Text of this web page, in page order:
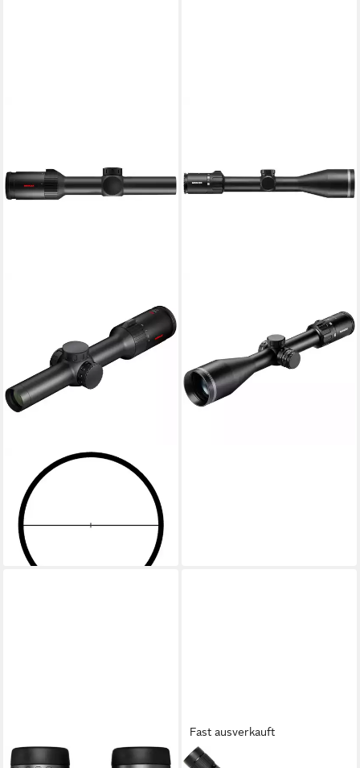
MINOX
Zielfernrohr RS-4 1-4x24
Zielfernrohr
669,00 €
19,42 €
lieferbar - in 2-3 Werktagen bei dir
15x56 S FRA Zielfernrohr
UVP1.470,00 €
31,91 €mtl. in 48 Raten
-25%
lieferbar - in 2-3 Werktagen bei dir
MINOX
Fast ausverkauft
MINOX